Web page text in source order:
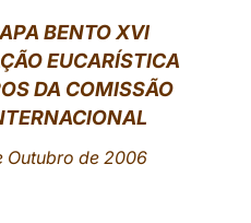
中文
LATINE
BENTO XVI
EUCARÍSTICA
DA COMISSÃO
Outubro de 2006